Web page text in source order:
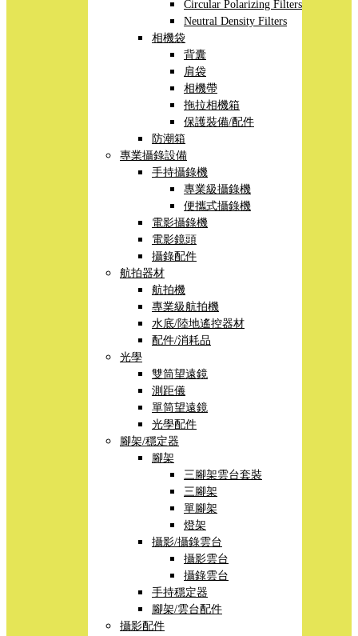
Circular Polarizing Filters
Neutral Density Filters
相機袋
背囊
肩袋
相機帶
拖拉相機箱
保護裝備/配件
防潮箱
專業攝錄設備
手持攝錄機
專業級攝錄機
便攜式攝錄機
電影攝錄機
電影鏡頭
攝錄配件
航拍器材
航拍機
專業級航拍機
水底/陸地遙控器材
配件/消耗品
光學
雙筒望遠鏡
測距儀
單筒望遠鏡
光學配件
腳架/穩定器
腳架
三腳架雲台套裝
三腳架
單腳架
燈架
攝影/攝錄雲台
攝影雲台
攝錄雲台
手持穩定器
腳架/雲台配件
攝影配件